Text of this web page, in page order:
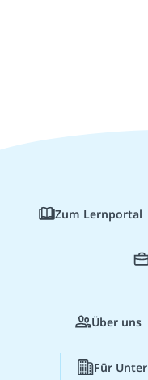
Zum Lernportal
Über uns
Für